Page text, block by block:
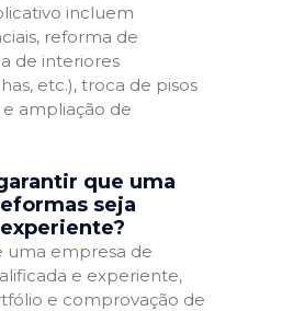
incluem
reforma de
de interiores
etc.), troca de pisos
ampliação de
que uma
seja
uma empresa de
e experiente,
e comprovação de